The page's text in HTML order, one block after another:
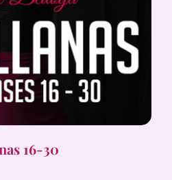
16-30